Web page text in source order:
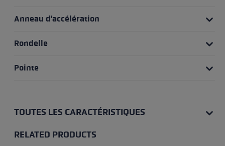
Anneau d'accélération
Rondelle
Pointe
TOUTES LES CARACTÉRISTIQUES
RELATED PRODUCTS